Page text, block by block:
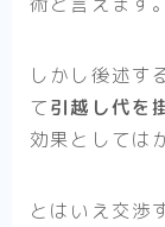
しかし後述す
て引越し代を
効果としては
とはいえ交渉